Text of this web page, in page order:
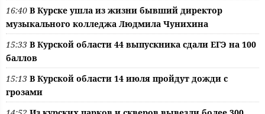
16:40 В Курске ушла из жизни бывший директор
музыкального колледжа Людмила Чунихина
15:33 В Курской области 44 выпускника сдали ЕГЭ на 100
баллов
15:13 В Курской области 14 июля пройдут дожди с
грозами